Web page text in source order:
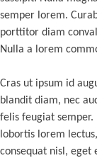
semper lorem.
porttitor diam
Nulla a lorem
Cras ut ipsum id
blandit diam, nec
felis feugiat
lobortis lorem
consequat nisl, eget